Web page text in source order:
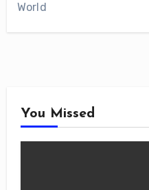
World
You Missed